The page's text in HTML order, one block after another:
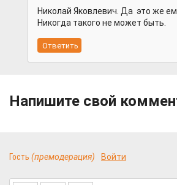
Николай Яковлевич. Да это же
Никогда такого не может быть.
Напишите свой
Гость (премодерация) Войти